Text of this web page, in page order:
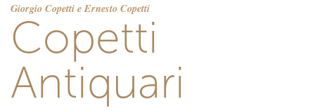
Giorgio Copetti e Ernesto Copetti
Copetti
Antiquari